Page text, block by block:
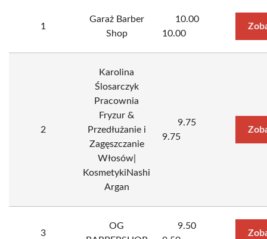
1
Garaż Barber
Shop
10.00
10.00
2
Karolina
Ślosarczyk
Pracownia
Fryzur &
Przedłużanie i
Zagęszczanie
Włosów|
KosmetykiNashi
Argan
9.75
9.75
3
OG
9.50